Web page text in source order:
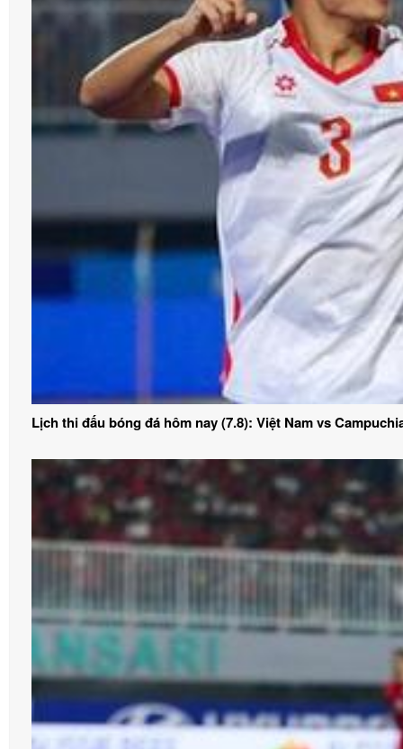
Lịch thi đấu bóng đá hôm nay (7.8): Việt Nam vs